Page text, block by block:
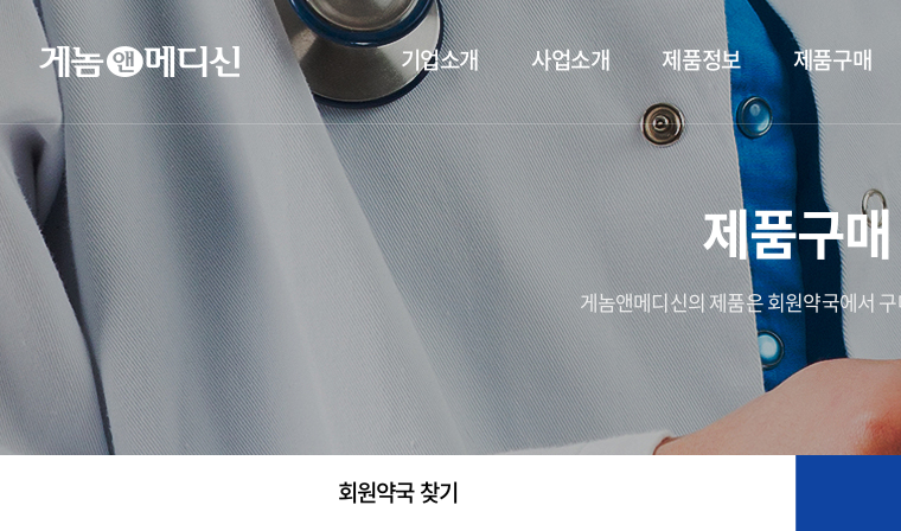
기업소개 사업소개 제품정보 제품구매
제품구매
게놈앤메디신의 제품은 회원약국에서
회원약국 찾기